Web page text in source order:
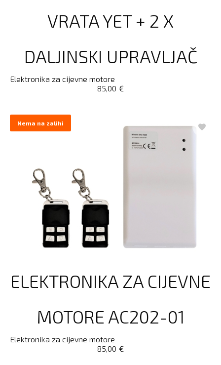
VRATA YET + 2 X
DALJINSKI UPRAVLJAČ
Elektronika za cijevne motore
€
85,00
Nema na zalihi
ELEKTRONIKA ZA CIJEVNE
MOTORE AC202-01
Elektronika za cijevne motore
€
85,00